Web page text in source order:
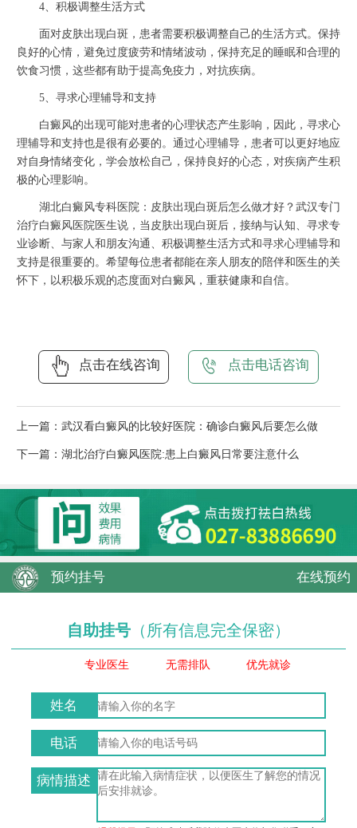
4、积极调整生活方式
面对皮肤出现白斑，患者需要积极调整自己的生活方式。保持
良好的心情，避免过度疲劳和情绪波动，保持充足的睡眠和合理的
饮食习惯，这些都有助于提高免疫力，对抗疾病。
5、寻求心理辅导和支持
白癜风的出现可能对患者的心理状态产生影响，因此，寻求心
理辅导和支持也是很有必要的。通过心理辅导，患者可以更好地应
对自身情绪变化，学会放松自己，保持良好的心态，对疾病产生积
极的心理影响。
湖北白癜风专科医院：皮肤出现白斑后怎么做才好？武汉专门
治疗白癜风医院医生说，当皮肤出现白斑后，接纳与认知、寻求专
业诊断、与家人和朋友沟通、积极调整生活方式和寻求心理辅导和
支持是很重要的。希望每位患者都能在亲人朋友的陪伴和医生的关
怀下，以积极乐观的态度面对白癜风，重获健康和自信。
点击在线咨询 点击电话咨询
上一篇： 武汉看白癜风的比较好医院：确诊白癜风后要怎么做
下一篇： 湖北治疗白癜风医院:患上白癜风日常要注意什么
预约挂号 在线预约
自助挂号 （所有信息完全保密）
专业医生 无需排队 优先就诊
姓名
电话
病情描述